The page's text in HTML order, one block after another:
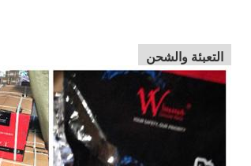
التعبئة والشحن